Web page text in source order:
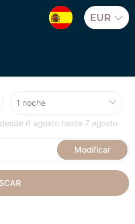
EUR
6 agosto hasta 7 agosto
Modificar